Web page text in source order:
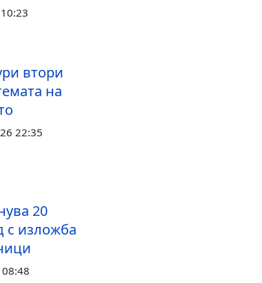
втори
на
22:35
20
с изложба